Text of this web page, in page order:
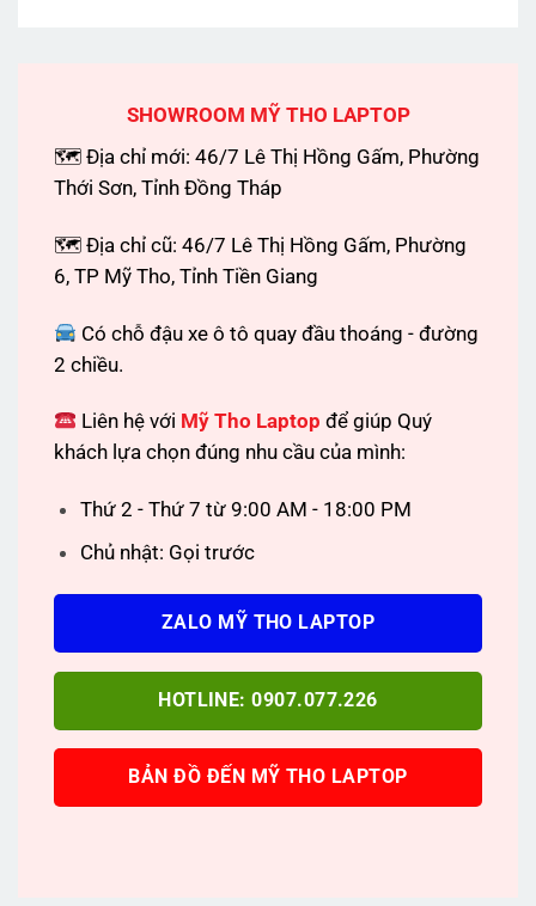
SHOWROOM MỸ THO LAPTOP
🗺 Địa chỉ mới: 46/7 Lê Thị Hồng Gấm, Phường
Thới Sơn, Tỉnh Đồng Tháp
🗺 Địa chỉ cũ: 46/7 Lê Thị Hồng Gấm, Phường
6, TP Mỹ Tho, Tỉnh Tiền Giang
Có chỗ đậu xe ô tô quay đầu thoáng - đường
2 chiều.
Liên hệ với Mỹ Tho Laptop để giúp Quý
khách lựa chọn đúng nhu cầu của mình:
Thứ 2 - Thứ 7 từ 9:00 AM - 18:00 PM
Chủ nhật: Gọi trước
ZALO MỸ THO LAPTOP
HOTLINE: 0907.077.226
BẢN ĐỒ ĐẾN MỸ THO LAPTOP